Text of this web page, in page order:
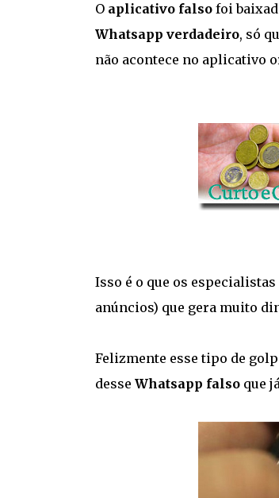
O aplicativo falsofoi
Whatsapp verdadeiro, só
não acontece no aplicativo
Isso é o que os
anúncios) que gera muito
Felizmente esse tipo de
desse Whatsapp falsoque